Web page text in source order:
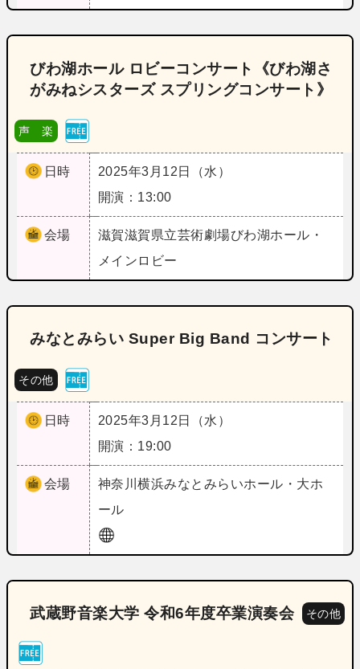
びわ湖ホール ロビーコンサート《びわ湖さ
がみねシスターズ スプリングコンサート》
声 楽
日時
2025年3月12日（水）
開演：13:00
会場 滋賀滋賀県立芸術劇場びわ湖ホール・
メインロビー
みなとみらい Super Big Band コンサート
その他
日時
2025年3月12日（水）
開演：19:00
会場 神奈川横浜みなとみらいホール・大ホ
ール
武蔵野音楽大学 令和6年度卒業演奏会 その他